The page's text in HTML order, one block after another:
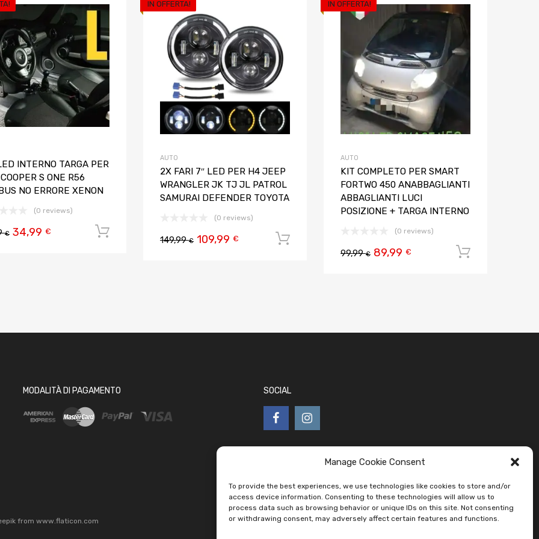
Manage Cookie Consent
To provide the best experiences, we use technologies like cookies to store and/or
access device information. Consenting to these technologies will allow us to
process data such as browsing behavior or unique IDs on this site. Not consenting
or withdrawing consent, may adversely affect certain features and functions.
Aggiungi ai preferiti
Aggiungi al confronto
INTERNO TARGA PER
S ONE R56
NO ERRORE XENON
(0 reviews)
€ 34,99 €
IN OFFERTA!
Aggiungi ai preferiti
AUTO
2X FARI 7″ LED PER H4 JEEP
WRANGLER JK TJ JL PATROL
SAMURAI DEFENDER TOYOTA
(0 reviews)
149,99€ 109,99 €
IN OFFERTA!
AUTO
KIT COMPLETO PER SMART
FORTWO 450 ANABBAGLIANTI
ABBAGLIANTI LUCI
POSIZIONE + TARGA INTERNO
(0 reviews)
99,99€ 89,99 €
MODALITÀ DI PAGAMENTO SOCIAL
from www.flaticon.com